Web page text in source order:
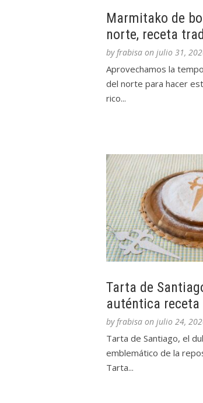
Marmitako de
norte, receta
byfrabisa on julio 31,
Aprovechamos la
del norte para hacer
rico...
Tarta de
auténtica receta
byfrabisa on julio 24,
Tarta de Santiago, el
emblemático de la
Tarta...